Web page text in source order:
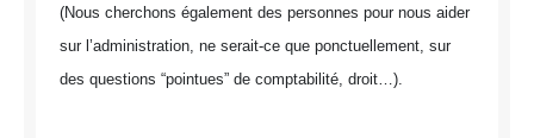
(Nous cherchons également des personnes pour nous aider
sur l’administration, ne serait-ce que ponctuellement, sur
des questions “pointues” de comptabilité, droit…).